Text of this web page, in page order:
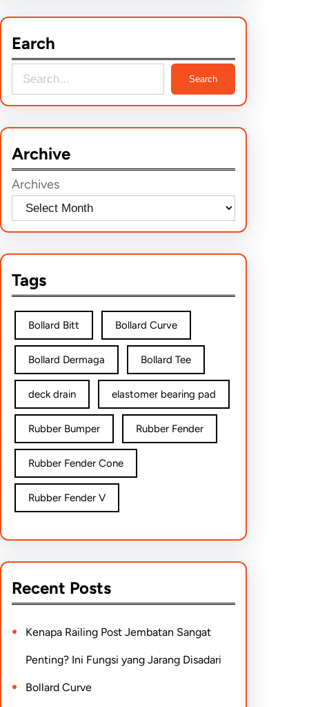
Earch
e
c
h
Search
Archive
Archives
Tags
Bollard Bitt Bollard Curve
Bollard Dermaga Bollard Tee
deck drain elastomer bearing pad
Rubber Bumper Rubber Fender
Rubber Fender Cone
Rubber Fender V
Recent Posts
Kenapa Railing Post Jembatan Sangat
Penting? Ini Fungsi yang Jarang Disadari
Bollard Curve